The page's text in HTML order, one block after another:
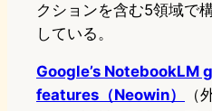
クションを含む5領域で
している。
Google’s NotebookLM
features（Neowin）
（